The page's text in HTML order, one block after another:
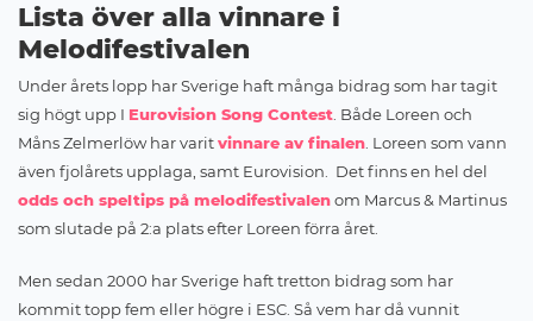
Lista över alla vinnare i
Melodifestivalen
Under årets lopp har Sverige haft många bidrag som har tagit
sig högt upp I Eurovision Song Contest. Både Loreen och
Måns Zelmerlöw har varitvinnare av finalen. Loreen som vann
även fjolårets upplaga, samt Eurovision. Det finns en hel del
odds och speltips på melodifestivalenom Marcus & Martinus
som slutade på 2:a plats efter Loreen förra året.
Men sedan 2000 har Sverige haft tretton bidrag som har
kommit topp fem eller högre i ESC. Så vem har då vunnit